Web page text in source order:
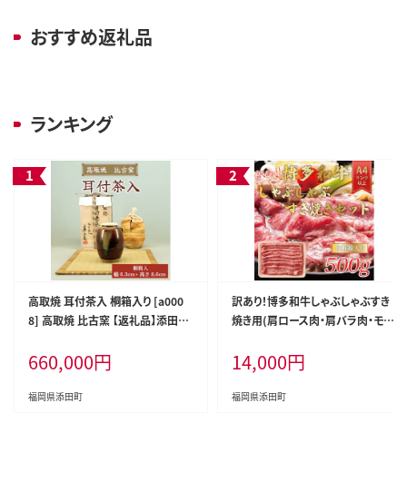
おすすめ返礼品
ランキング
高取焼 耳付茶入 桐箱入り [a000
8] 高取焼 比古窯 【返礼品】添田町
660,000円
福岡県添田町
訳あり！博多和牛しゃぶしゃぶすき
焼き用(肩ロース肉・肩バラ肉・モモ
Plus ※配送不可：離島【返礼品】添
田町 ふるさと納税
14,000円
福岡県添田町